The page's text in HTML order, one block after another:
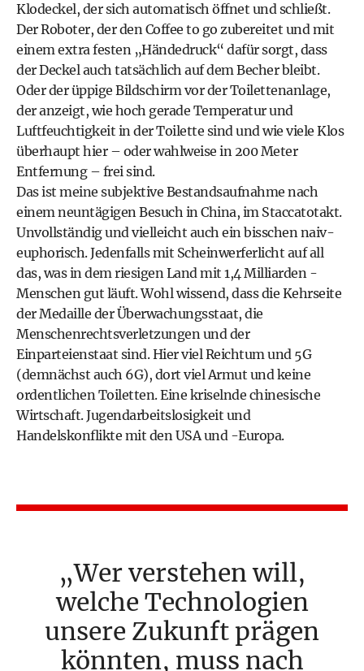
Klodeckel, der sich automatisch öffnet und schließt.
Der Roboter, der den Coffee to go zubereitet und mit
einem extra festen „Händedruck“ dafür sorgt, dass
der Deckel auch tatsächlich auf dem Becher bleibt.
Oder der üppige Bildschirm vor der Toilettenanlage,
der anzeigt, wie hoch gerade Temperatur und
Luftfeuchtigkeit in der Toilette sind und wie viele Klos
überhaupt hier – oder wahlweise in 200 Meter
Entfernung – frei sind.
Das ist meine subjektive Bestandsaufnahme nach
einem neuntägigen Besuch in China, im Staccatotakt.
Unvollständig und vielleicht auch ein bisschen naiv-
euphorisch. Jedenfalls mit Scheinwerferlicht auf all
das, was in dem riesigen Land mit 1,4 Milliarden -
Menschen gut läuft. Wohl wissend, dass die Kehrseite
der Medaille der Überwachungsstaat, die
Menschenrechtsverletzungen und der
Einparteienstaat sind. Hier viel Reichtum und 5G
(demnächst auch 6G), dort viel Armut und keine
ordentlichen Toiletten. Eine kriselnde chinesische
Wirtschaft. Jugendarbeitslosigkeit und
Handelskonflikte mit den USA und -Europa.
Wer verstehen will,
welche Technologien
unsere Zukunft prägen
könnten, muss nach